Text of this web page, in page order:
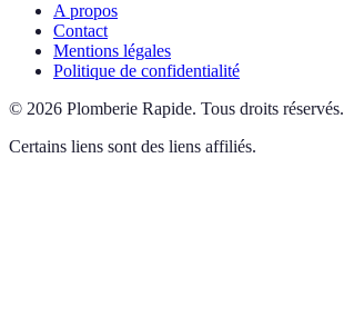
A propos
Contact
Mentions légales
Politique de confidentialité
© 2026 Plomberie Rapide. Tous droits réservés.
Certains liens sont des liens affiliés.